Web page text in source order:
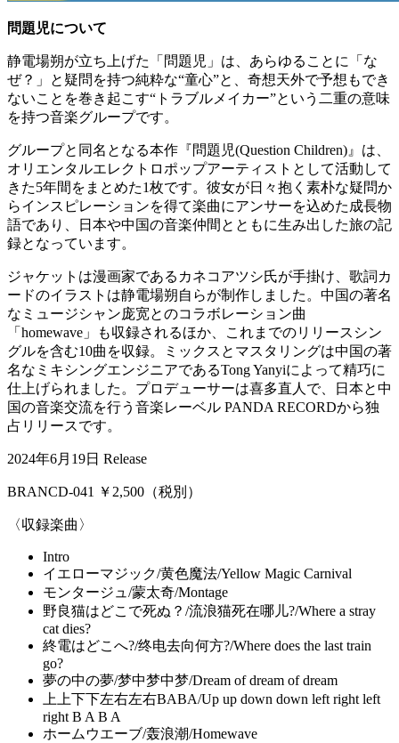
問題児について
静電場朔が立ち上げた「問題児」は、あらゆることに「な
ぜ？」と疑問を持つ純粋な“童心”と、奇想天外で予想もでき
ないことを巻き起こす“トラブルメイカー”という二重の意味
を持つ音楽グループです。
グループと同名となる本作『問題児(Question Children)』は、
オリエンタルエレクトロポップアーティストとして活動して
きた5年間をまとめた1枚です。彼女が日々抱く素朴な疑問か
らインスピレーションを得て楽曲にアンサーを込めた成長物
語であり、日本や中国の音楽仲間とともに生み出した旅の記
録となっています。
ジャケットは漫画家であるカネコアツシ氏が手掛け、歌詞カ
ードのイラストは静電場朔自らが制作しました。中国の著名
なミュージシャン庞宽とのコラボレーション曲
「homewave」も収録されるほか、これまでのリリースシン
グルを含む10曲を収録。ミックスとマスタリングは中国の著
名なミキシングエンジニアであるTong Yanyiによって精巧に
仕上げられました。プロデューサーは喜多直⼈で、⽇本と中
国の⾳楽交流を⾏う⾳楽レーベル PANDA RECORDから独
占リリースです。
2024年6月19日 Release
BRANCD-041 ￥2,500（税別）
〈収録楽曲〉
Intro
イエローマジック/黄色魔法/Yellow Magic Carnival
モンタージュ/蒙太奇/Montage
野良猫はどこで死ぬ？/流浪猫死在哪儿?/Where a stray
cat dies?
終電はどこへ?/终电去向何方?/Where does the last train
go?
夢の中の夢/梦中梦中梦/Dream of dream of dream
上上下下左右左右BABA/Up up down down left right left
right B A B A
ホームウエーブ/轰浪潮/Homewave